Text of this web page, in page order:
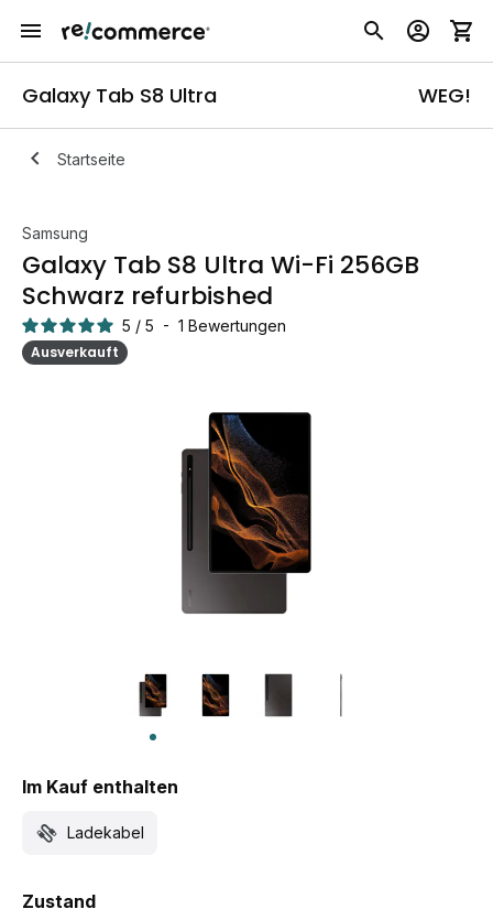
Galaxy Tab S8 Ultra WEG!
Startseite
Samsung
Galaxy Tab S8 Ultra Wi-Fi 256GB
Schwarz refurbished
5 / 5 - 1 Bewertungen
Ausverkauft
Im Kauf enthalten
Ladekabel
Zustand